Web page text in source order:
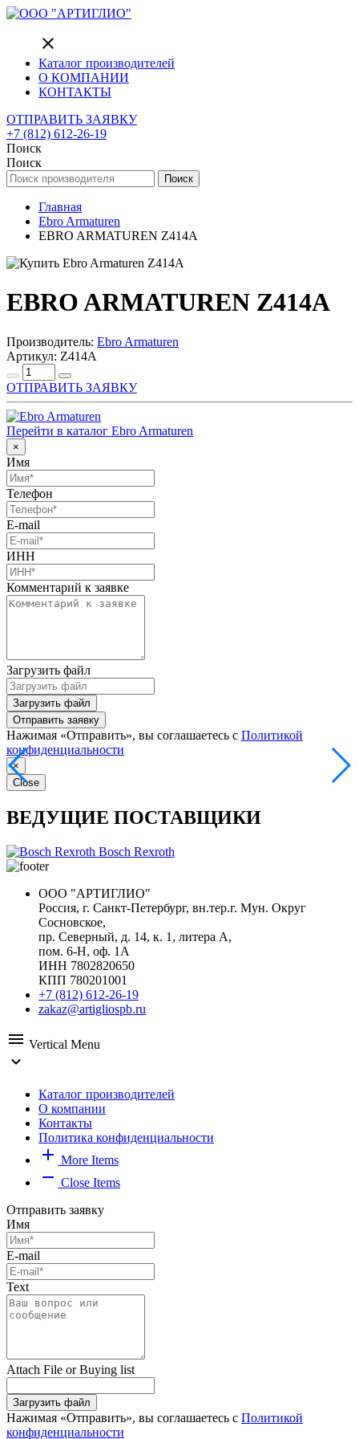
close
Каталог производителей
О КОМПАНИИ
КОНТАКТЫ
ОТПРАВИТЬ ЗАЯВКУ
+7 (812) 612-26-19
Поиск
Поиск
Поиск
Главная
Ebro Armaturen
EBRO ARMATUREN Z414A
EBRO ARMATUREN Z414A
Производитель: Ebro Armaturen
Артикул: Z414A
ОТПРАВИТЬ ЗАЯВКУ
Перейти в каталог Ebro Armaturen
×
Имя
Телефон
E-mail
ИНН
Комментарий к заявке
Загрузить файл
Загрузить файл
Отправить заявку
Нажимая «Отправить», вы соглашаетесь с Политикой
конфиденциальности
×
Close
ВЕДУЩИЕ ПОСТАВЩИКИ
Bosch Rexroth
ООО "АРТИГЛИО"
Россия, г. Санкт-Петербург, вн.тер.г. Мун. Округ
Сосновское,
пр. Северный, д. 14, к. 1, литера А,
пом. 6-Н, оф. 1А
ИНН 7802820650
КПП 780201001
+7 (812) 612-26-19
zakaz@artigliospb.ru
menu Vertical Menu
expand_more
Каталог производителей
О компании
Контакты
Политика конфиденциальности
add More Items
remove Close Items
Отправить заявку
Имя
E-mail
Text
Attach File or Buying list
Загрузить файл
Нажимая «Отправить», вы соглашаетесь с Политикой
конфиденциальности